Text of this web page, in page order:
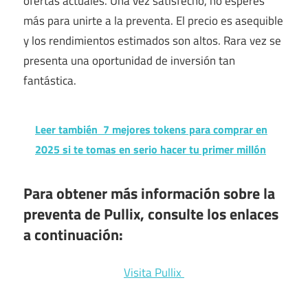
más para unirte a la preventa. El precio es asequible
y los rendimientos estimados son altos. Rara vez se
presenta una oportunidad de inversión tan
fantástica.
Leer también 7 mejores tokens para comprar en
2025 si te tomas en serio hacer tu primer millón
Para obtener más información sobre la
preventa de Pullix, consulte los enlaces
a continuación:
Visita Pullix